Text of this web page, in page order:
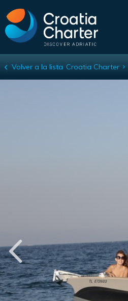
Scanner Envy 630
Volver a la lista Croatia Charter